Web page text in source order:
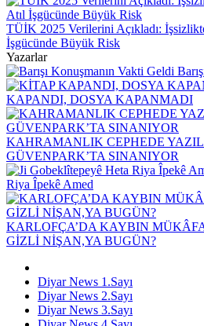
TÜİK 2025 Verilerini Açıkladı:
İşgücünde Büyük Risk
Yazarlar
KAPANDI, DOSYA KAPANMADI
KAHRAMANLIK CEPHEDE
GÜVENPARK’TA SINANIYOR
Riya Îpekê Amed
KARLOFÇA’DA KAYBIN
GİZLİ NİŞAN,YA BUGÜN?
Diyar News 1.Sayı
Diyar News 2.Sayı
Diyar News 3.Sayı